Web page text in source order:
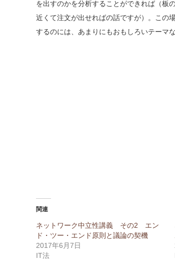
を出すのかを分析することができれば（板
近くて注文が出せればの話ですが）。この
するのには、あまりにもおもしろいテーマ
関連
ネットワーク中立性講義 その2 エン
ド・ツー・エンド原則と議論の契機
2017年6月7日
IT法